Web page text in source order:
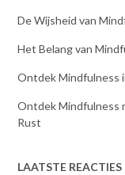
De Wijsheid van
Het Belang van
Ontdek Mindfulness
Ontdek Mindfulness
Rust
LAATSTE REACTIES